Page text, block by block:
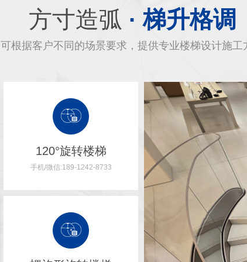
方寸造弧 · 梯升格调
可根据客户不同的场景要求，提供专业楼梯设计施工
120°旋转楼梯
手机/微信:189-1242-8733